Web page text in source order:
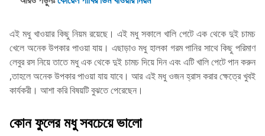
এই মধু খাওয়ার কিছু নিয়ম রয়েছে। এই মধু সকালে খালি পেটে এক থেকে দুই চামচ
খেলে অনেক উপকার পাওয়া যায়। এছাড়াও মধু হালকা গরম পানির সাথে কিছু পরিমাণ
লেবুর রস নিয়ে তাতে মধু এক থেকে দুই চামচ দিয়ে দিন এবং এটি খালি পেটে পান করুন
,তাহলে অনেক উপকার পাওয়া যায় যাবে। আর এই মধু ওজন হ্রাস করার ক্ষেত্রে খুবই
কার্যকরী। আশা করি বিষয়টি বুঝতে পেরেছেন।
কোন ফুলের মধু সবচেয়ে ভালো